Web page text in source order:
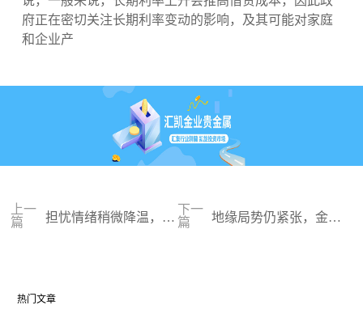
府正在密切关注长期利率变动的影响，及其可能对家庭
和企业产
上一
篇
担忧情绪稍微降温，黄
下一
篇
地缘局势仍紧张，金价
热门文章